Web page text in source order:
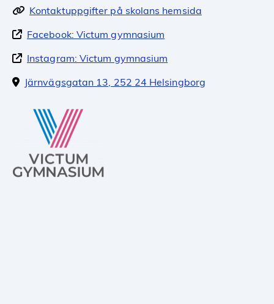
Kontaktuppgifter på skolans hemsida
Facebook: Victum gymnasium
Instagram: Victum gymnasium
Järnvägsgatan 13, 252 24 Helsingborg